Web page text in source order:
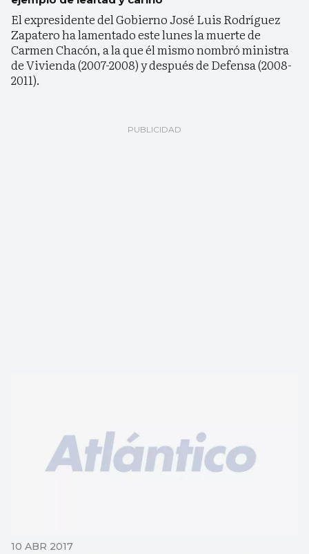
El expresidente del Gobierno José Luis Rodríguez
Zapatero ha lamentado este lunes la muerte de
Carmen Chacón, a la que él mismo nombró ministra
de Vivienda (2007-2008) y después de Defensa (2008-
2011).
10 ABR 2017